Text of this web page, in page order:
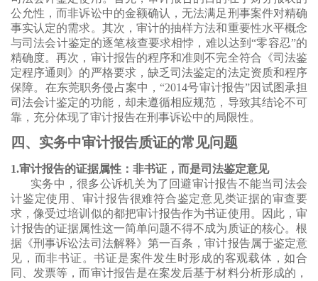
公允性，而非诉讼中的金额确认，无法满足刑事案件对精确
事实认定的需求。其次，审计的抽样方法和重要性水平概念
与司法会计鉴定的逐笔核查要求相悖，难以达到“零容忍”的
精确度。再次，审计报告的程序和准则不完全符合《司法鉴
定程序通则》的严格要求，缺乏司法鉴定的法定资质和程序
保障。在东莞职务侵占案中，“2014号审计报告”因试图承担
司法会计鉴定的功能，却未遵循相应规范，导致其结论不可
靠，充分体现了审计报告在刑事诉讼中的局限性。
四、实务中审计报告质证的常见问题
1.审计报告的证据属性：非书证，而是司法鉴定意见
实务中，很多公诉机关为了回避审计报告不能当司法会
计鉴定使用、审计报告很难符合鉴定意见类证据的审查要
求，像受过培训似的都把审计报告作为书证使用。因此，审
计报告的证据属性这一简单问题不得不成为质证的核心。根
据《刑事诉讼法司法解释》第一百条，审计报告属于鉴定意
见，而非书证。书证是案件发生时形成的客观载体，如合
同、发票等，而审计报告是在案发后基于材料分析形成的，